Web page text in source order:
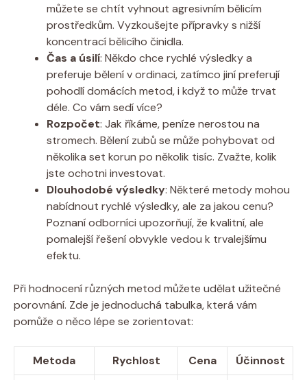
můžete se chtít vyhnout agresivním bělicím
prostředkům. Vyzkoušejte přípravky s nižší
koncentrací bělicího činidla.
Čas a úsilí: Někdo chce rychlé výsledky a
preferuje bělení v ordinaci, zatímco jiní preferují
pohodlí domácích metod, i když to může trvat
déle. Co vám sedí více?
Rozpočet: Jak říkáme, peníze nerostou na
stromech. Bělení zubů se může pohybovat od
několika set korun po několik tisíc. Zvažte, kolik
jste ochotni investovat.
Dlouhodobé výsledky: Některé metody mohou
nabídnout rychlé výsledky, ale za jakou cenu?
Poznaní odborníci upozorňují, že kvalitní, ale
pomalejší řešení obvykle vedou k trvalejšímu
efektu.
Při hodnocení různých metod můžete udělat užitečné
porovnání. Zde je jednoduchá tabulka, která vám
pomůže o něco lépe se zorientovat:
Metoda Rychlost Cena
Účinnost